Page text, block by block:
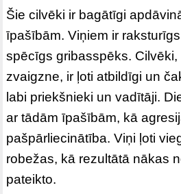
Šie cilvēki ir bagātīgi
īpašībām. Viņiem ir
spēcīgs gribasspēks.
zvaigzne, ir ļoti atbildīgi un
labi priekšnieki un vadītāji.
ar tādām īpašībām, kā
pašpārliecinātība. Viņi ļoti
robežas, kā rezultātā nākas
pateikto.